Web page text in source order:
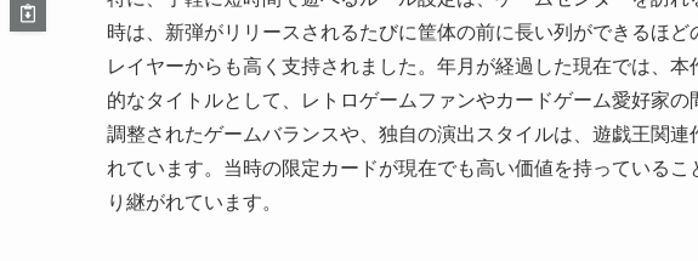
時は、新弾がリリースされるたびに筐体の前に長い列ができるほ
レイヤーからも高く支持されました。年月が経過した現在では、
的なタイトルとして、レトロゲームファンやカードゲーム愛好家
調整されたゲームバランスや、独自の演出スタイルは、遊戯王関
れています。当時の限定カードが現在でも高い価値を持っている
り継がれています。